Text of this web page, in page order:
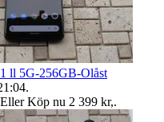
ll 5G-256GB-Olåst
.
Eller Köp nu 2 399 kr,.